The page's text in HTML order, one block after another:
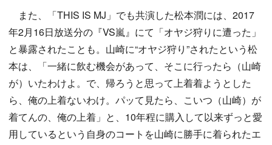
また、「THIS IS MJ」でも共演した松本潤には、2017
年2月16日放送分の『VS嵐』にて「オヤジ狩りに遭った」
と暴露されたことも。山崎に“オヤジ狩り”されたという松
本は、「一緒に飲む機会があって、そこに行ったら（山崎
が）いたわけよ。で、帰ろうと思って上着着ようとした
ら、俺の上着ないわけ。パッて見たら、こいつ（山崎）が
着てんの、俺の上着」と、10年程に購入して以来ずっと愛
用しているという自身のコートを山崎に勝手に着られたエ